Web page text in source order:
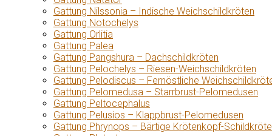
Gattung Nilssonia – Indische Weichschildkröten
Gattung Notochelys
Gattung Orlitia
Gattung Palea
Gattung Pangshura – Dachschildkröten
Gattung Pelochelys – Riesen-Weichschildkröten
Gattung Pelodiscus – Fernöstliche
Gattung Pelomedusa – Starrbrust-Pelomedusen
Gattung Peltocephalus
Gattung Pelusios – Klappbrust-Pelomedusen
Gattung Phrynops – Bärtige Krötenkopf-